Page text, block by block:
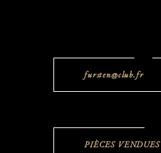
fursten@club.fr
PIÈCES VENDUES